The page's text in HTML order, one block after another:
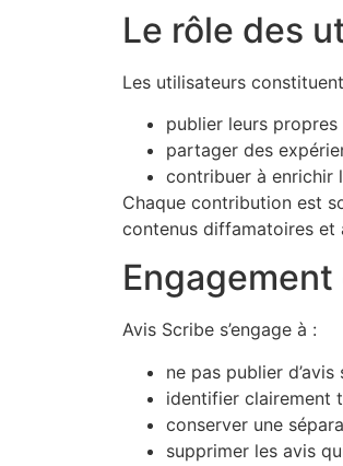
Le rôle des
Les utilisateurs
publier leurs propres
partager des
contribuer à enrichir
Chaque contribution est
contenus diffamatoires et
Avis Scribe s’engage à :
ne pas publier
identifier clairement
conserver une
supprimer les avis